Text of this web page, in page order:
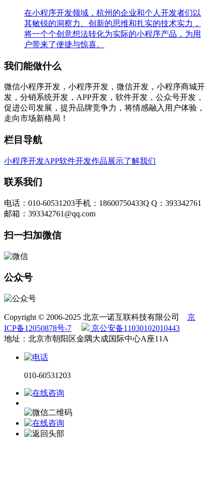
在小程序开发领域，杭州的企业和个人开发者们以
其敏锐的洞察力、创新的思维和扎实的技术实力，
将一个个创意想法转化为实际的小程序产品，为用
户带来了便捷与惊喜。
我们能做什么
微信小程序开发，小程序开发，微信开发，小程序商城开
发，分销系统开发，APP开发，软件开发，公众号开发，
促进公司发展，提升品牌竞争力，将情感融入用户体验，
走向市场新格局！
栏目导航
小程序开发APP软件开发作品展示了解我们
联系我们
电话：010-60531203手机：18600750433Q Q：393342761
邮箱：393342761@qq.com
扫一扫加微信
公众号
Copyright © 2006-2025 北京一诺互联科技有限公司 京
ICP备12050878号-7
京公安备11030102010443
地址：北京市朝阳区金隅大成国际中心A座11A
010-60531203